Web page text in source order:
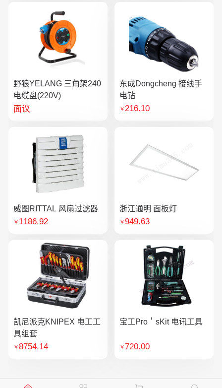
野狼YELANG 三角架240
电缆盘(220V)
面议
东成Dongcheng 接线手
电钻
￥216.10
威图RITTAL 风扇过滤器
￥ 1186.92
浙江通明 面板灯
￥949.63
凯尼派克KNIPEX 电工工
具组套
￥8754.14
宝工Pro＇sKit 电讯工具
￥720.00